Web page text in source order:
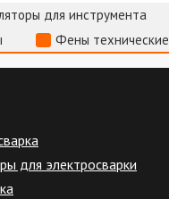
для инструмента
Фены технические
для электросварки